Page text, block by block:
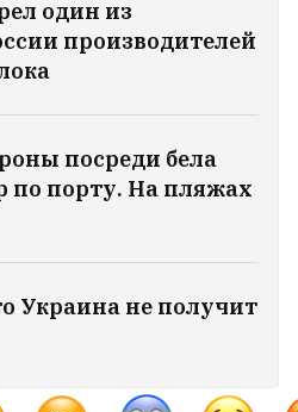
один из
производителей
посреди бела
по порту. На пляжах
Украина не получит
свежий